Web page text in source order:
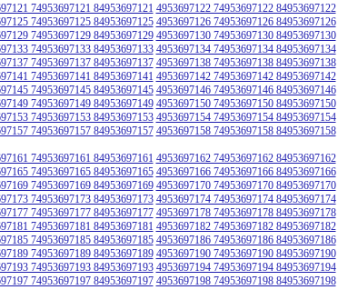
74953697121 84953697121 4953697122 74953697122 84953697122
74953697125 84953697125 4953697126 74953697126 84953697126
74953697129 84953697129 4953697130 74953697130 84953697130
74953697133 84953697133 4953697134 74953697134 84953697134
74953697137 84953697137 4953697138 74953697138 84953697138
74953697141 84953697141 4953697142 74953697142 84953697142
74953697145 84953697145 4953697146 74953697146 84953697146
74953697149 84953697149 4953697150 74953697150 84953697150
74953697153 84953697153 4953697154 74953697154 84953697154
74953697157 84953697157 4953697158 74953697158 84953697158
74953697161 84953697161 4953697162 74953697162 84953697162
74953697165 84953697165 4953697166 74953697166 84953697166
74953697169 84953697169 4953697170 74953697170 84953697170
74953697173 84953697173 4953697174 74953697174 84953697174
74953697177 84953697177 4953697178 74953697178 84953697178
74953697181 84953697181 4953697182 74953697182 84953697182
74953697185 84953697185 4953697186 74953697186 84953697186
74953697189 84953697189 4953697190 74953697190 84953697190
74953697193 84953697193 4953697194 74953697194 84953697194
74953697197 84953697197 4953697198 74953697198 84953697198